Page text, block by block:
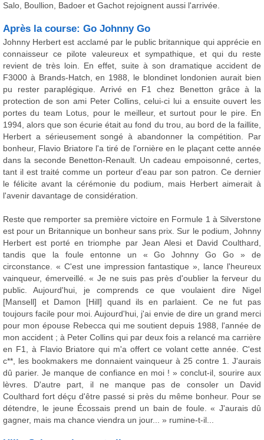
Salo, Boullion, Badoer et Gachot rejoignent aussi l'arrivée.
Après la course: Go Johnny Go
Johnny Herbert est acclamé par le public britannique qui apprécie en
connaisseur ce pilote valeureux et sympathique, et qui du reste
revient de très loin. En effet, suite à son dramatique accident de
F3000 à Brands-Hatch, en 1988, le blondinet londonien aurait bien
pu rester paraplégique. Arrivé en F1 chez Benetton grâce à la
protection de son ami Peter Collins, celui-ci lui a ensuite ouvert les
portes du team Lotus, pour le meilleur, et surtout pour le pire. En
1994, alors que son écurie était au fond du trou, au bord de la faillite,
Herbert a sérieusement songé à abandonner la compétition. Par
bonheur, Flavio Briatore l'a tiré de l'ornière en le plaçant cette année
dans la seconde Benetton-Renault. Un cadeau empoisonné, certes,
tant il est traité comme un porteur d'eau par son patron. Ce dernier
le félicite avant la cérémonie du podium, mais Herbert aimerait à
l'avenir davantage de considération.
Reste que remporter sa première victoire en Formule 1 à Silverstone
est pour un Britannique un bonheur sans prix. Sur le podium, Johnny
Herbert est porté en triomphe par Jean Alesi et David Coulthard,
tandis que la foule entonne un « Go Johnny Go Go » de
circonstance. « C'est une impression fantastique », lance l'heureux
vainqueur, émerveillé. « Je ne suis pas près d'oublier la ferveur du
public. Aujourd'hui, je comprends ce que voulaient dire Nigel
[Mansell] et Damon [Hill] quand ils en parlaient. Ce ne fut pas
toujours facile pour moi. Aujourd'hui, j'ai envie de dire un grand merci
pour mon épouse Rebecca qui me soutient depuis 1988, l'année de
mon accident ; à Peter Collins qui par deux fois a relancé ma carrière
en F1, à Flavio Briatore qui m'a offert ce volant cette année. C'est
c**, les bookmakers me donnaient vainqueur à 25 contre 1. J'aurais
dû parier. Je manque de confiance en moi ! » conclut-il, sourire aux
lèvres. D'autre part, il ne manque pas de consoler un David
Coulthard fort déçu d'être passé si près du même bonheur. Pour se
détendre, le jeune Écossais prend un bain de foule. « J'aurais dû
gagner, mais ma chance viendra un jour... » rumine-t-il...